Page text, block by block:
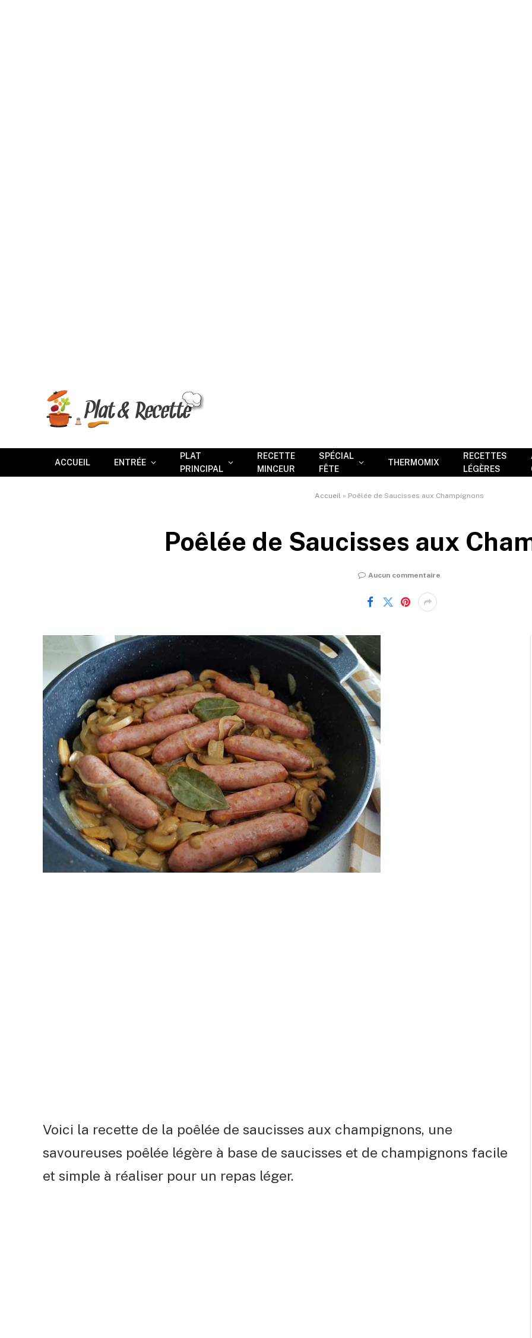
ACCUEIL ENTRÉE
PLAT
PRINCIPAL
RECETTE
MINCEUR
SPÉCIAL
FÊTE
THERMOMIX
RECETTES
LÉGÈRES
Accueil » Poêlée de Saucisses aux Champignons
Poêlée de Saucisses aux
Aucun commentaire
Voici la recette de la poêlée de saucisses aux champignons, une
savoureuses poêlée légère à base de saucisses et de champignons facile
et simple à réaliser pour un repas léger.